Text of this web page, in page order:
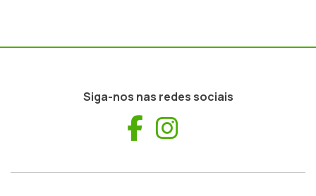
Siga-nos nas redes sociais
Facebook